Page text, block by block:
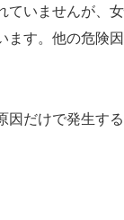
いませんが、
す。他の危険
だけで発生す